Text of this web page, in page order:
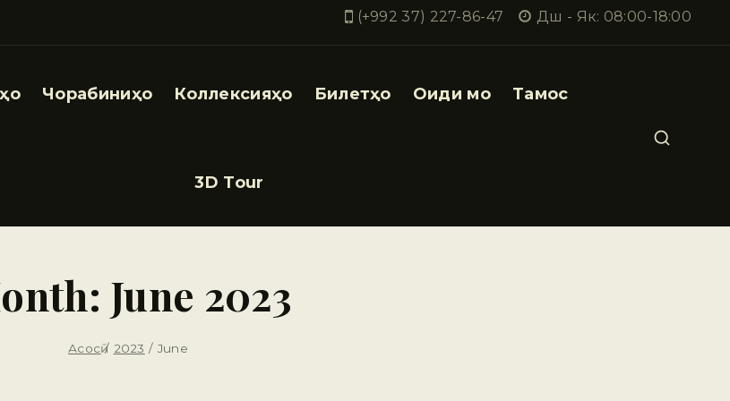
(+992 37) 227-86-47 Дш - Як: 08:00-18:00
Чорабиниҳо Коллексияҳо Билетҳо Оиди мо Тамос
3D Tour
June 2023
Асосӣ / 2023 / June